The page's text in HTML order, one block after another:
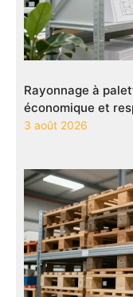
Rayonnage à
économique et
3 août 2026